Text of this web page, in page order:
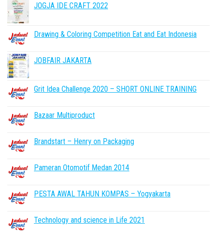
JOGJA IDE CRAFT 2022
Drawing & Coloring Competition Eat and Eat Indonesia
JOBFAIR JAKARTA
Grit Idea Challenge 2020 – SHORT ONLINE TRAINING
Bazaar Multiproduct
Brandstart – Henry on Packaging
Pameran Otomotif Medan 2014
PESTA AWAL TAHUN KOMPAS – Yogyakarta
Technology and science in Life 2021